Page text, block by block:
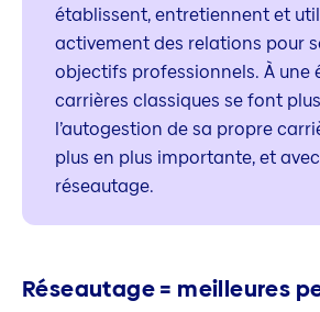
établissent, entretiennent et
activement des relations pour
objectifs professionnels. À une
carrières classiques se font
l’autogestion de sa propre
plus en plus importante, et
réseautage.
Réseautage = meilleures